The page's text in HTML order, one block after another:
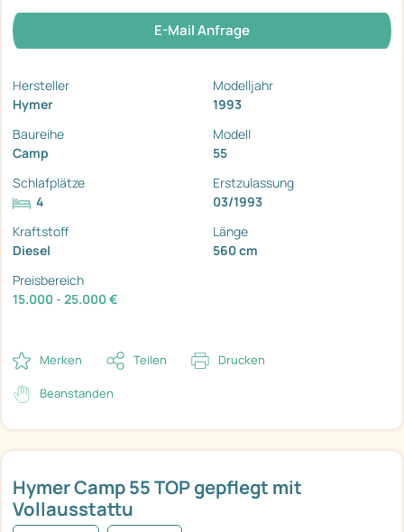
Hymer Camp 55 TOP gepflegt mit
Vollausstattu
E-Mail Anfrage
Hersteller
Hymer
Modelljahr
1993
Baureihe
Camp
Modell
55
Schlafplätze
4
Erstzulassung
03/1993
Kraftstoff
Diesel
Länge
560 cm
Preisbereich
15.000 - 25.000 €
Merken Teilen Drucken
Beanstanden